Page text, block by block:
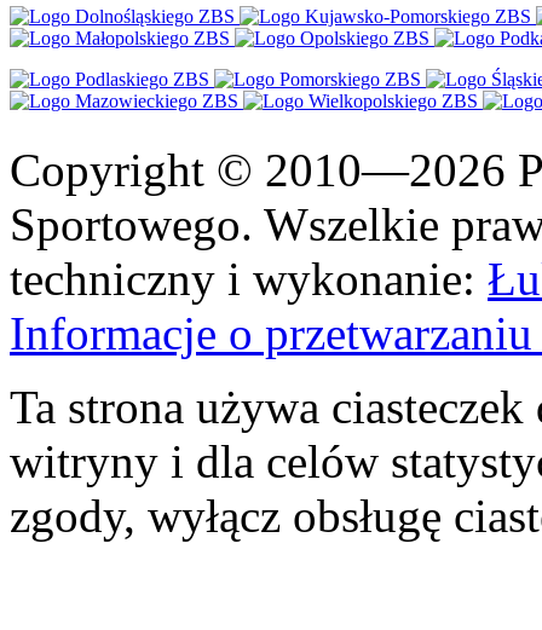
Copyright © 2010—2026
Sportowego. Wszelkie
techniczny i wykonanie:
Informacje o
Ta strona używa
witryny i dla celów
zgody, wyłącz obsługę